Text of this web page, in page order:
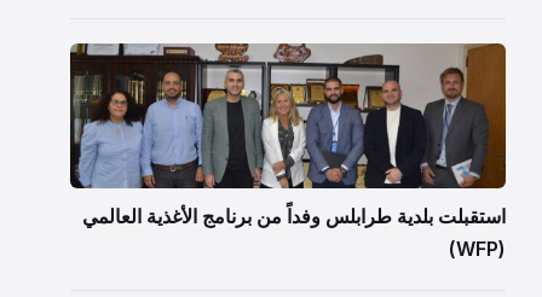
استقبلت بلدية طرابلس وفداً من برنامج الأغذية العالمي
(WFP)